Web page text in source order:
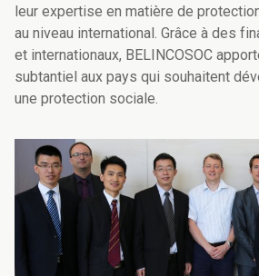
leur expertise en matière de
au niveau international. Grâce à des
et internationaux, BELINCOSOC
subtantiel aux pays qui souhaitent
une protection sociale.